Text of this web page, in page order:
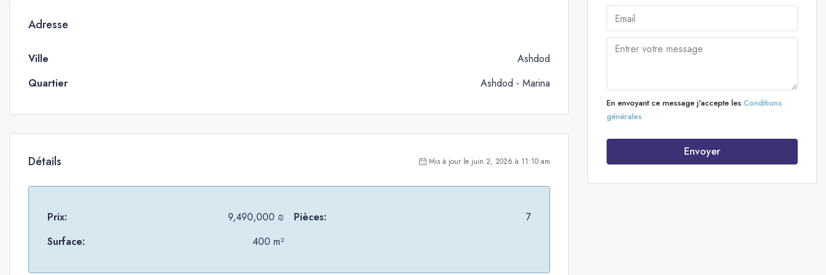
Adresse
Ville
Ashdod
Quartier
Ashdod - Marina
Détails Mis à jour le juin 2, 2026 à 11:10 am
Prix:
9,490,000 ₪
Surface:
400 m²
Pièces: 7
En envoyant ce message j'accepte les Conditions
générales
Envoyer